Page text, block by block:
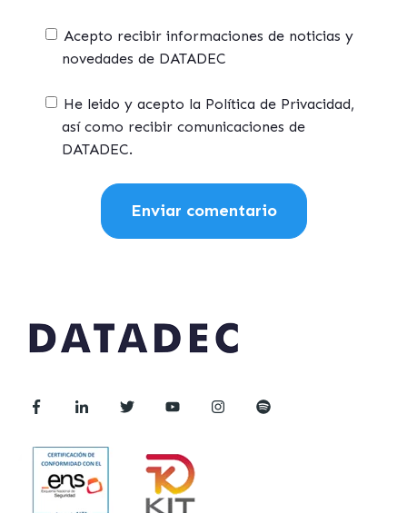
Acepto recibir informaciones de noticias y
novedades de DATADEC
He leido y acepto la Política de Privacidad,
así como recibir comunicaciones de
DATADEC.